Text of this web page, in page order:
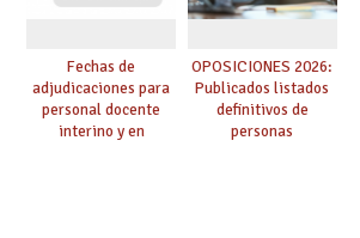
Fechas de
adjudicaciones para
personal docente
interino y en
OPOSICIONES 2026:
Publicados listados
definitivos de
personas